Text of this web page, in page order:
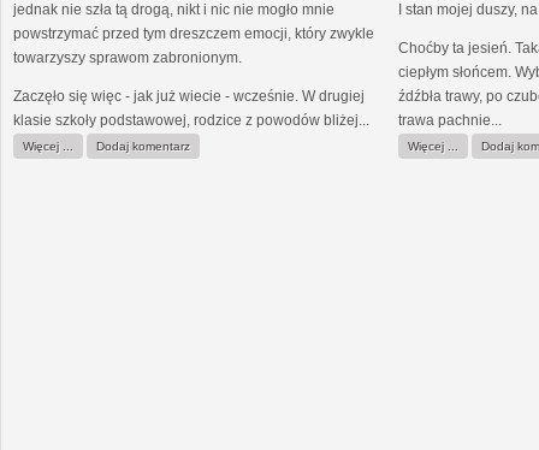
jednak nie szła tą drogą, nikt i nic nie mogło mnie
powstrzymać przed tym dreszczem emocji, który zwykle
towarzyszy sprawom zabronionym.
Zaczęło się więc - jak już wiecie - wcześnie. W drugiej
klasie szkoły podstawowej, rodzice z powodów bliżej...
Więcej ... Dodaj komentarz
I stan mojej duszy,
Choćby ta jesień.
ciepłym słońcem.
źdźbła trawy, po
trawa pachnie...
Więcej ... Dodaj